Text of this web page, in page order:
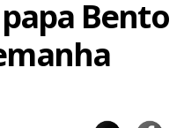
Bento